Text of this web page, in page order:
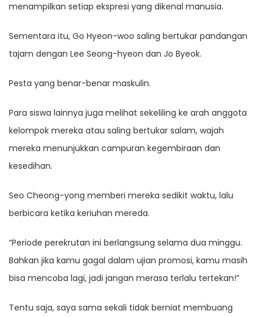
menampilkan setiap ekspresi yang dikenal manusia.
Sementara itu, Go Hyeon-woo saling bertukar pandangan
tajam dengan Lee Seong-hyeon dan Jo Byeok.
Pesta yang benar-benar maskulin.
Para siswa lainnya juga melihat sekeliling ke arah anggota
kelompok mereka atau saling bertukar salam, wajah
mereka menunjukkan campuran kegembiraan dan
kesedihan.
Seo Cheong-yong memberi mereka sedikit waktu, lalu
berbicara ketika keriuhan mereda.
“Periode perekrutan ini berlangsung selama dua minggu.
Bahkan jika kamu gagal dalam ujian promosi, kamu masih
bisa mencoba lagi, jadi jangan merasa terlalu tertekan!”
Tentu saja, saya sama sekali tidak berniat membuang